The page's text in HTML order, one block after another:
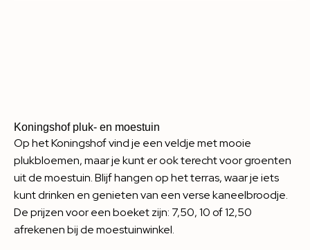
Koningshof pluk- en moestuin
Op het Koningshof vind je een veldje met mooie
plukbloemen, maar je kunt er ook terecht voor groenten
uit de moestuin. Blijf hangen op het terras, waar je iets
kunt drinken en genieten van een verse kaneelbroodje.
De prijzen voor een boeket zijn: 7,50, 10 of 12,50
afrekenen bij de moestuinwinkel.